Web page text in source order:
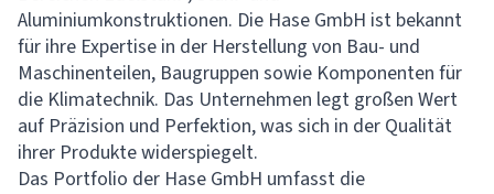
Aluminiumkonstruktionen. Die Hase GmbH ist bekannt
für ihre Expertise in der Herstellung von Bau- und
Maschinenteilen, Baugruppen sowie Komponenten für
die Klimatechnik. Das Unternehmen legt großen Wert
auf Präzision und Perfektion, was sich in der Qualität
ihrer Produkte widerspiegelt.
Das Portfolio der Hase GmbH umfasst die